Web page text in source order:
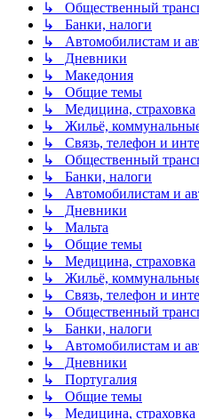
↳ Общественный
↳ Банки, налоги
↳ Автомобилистам и
↳ Дневники
↳ Македония
↳ Общие темы
↳ Медицина, страховка
↳ Жильё,
↳ Связь, телефон и
↳ Общественный
↳ Банки, налоги
↳ Автомобилистам и
↳ Дневники
↳ Мальта
↳ Общие темы
↳ Медицина, страховка
↳ Жильё,
↳ Связь, телефон и
↳ Общественный
↳ Банки, налоги
↳ Автомобилистам и
↳ Дневники
↳ Португалия
↳ Общие темы
↳ Медицина, страховка